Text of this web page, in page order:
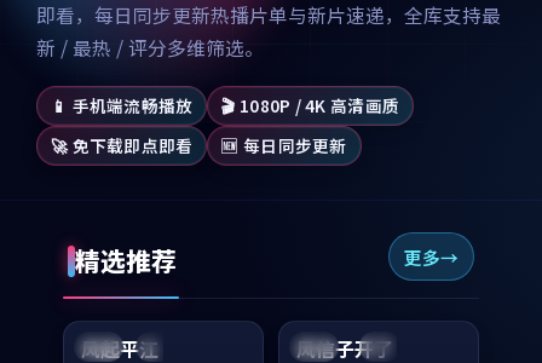
即看，每日同步更新热播片单与新片速递，全库支持最
新 / 最热 / 评分多维筛选。
📱 手机端流畅播放
🎬 1080P / 4K 高清画质
🚀 免下载即点即看
🆕 每日同步更新
精选推荐 更多
美国 完结
99:07
风起平江 法国 4K
99:21
风信子开了